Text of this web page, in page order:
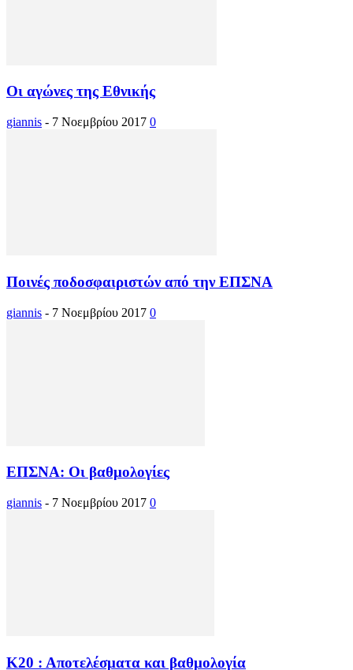
Οι αγώνες της Εθνικής
giannis - 7 Νοεμβρίου 2017 0
Ποινές ποδοσφαιριστών από την ΕΠΣΝΑ
giannis - 7 Νοεμβρίου 2017 0
ΕΠΣΝΑ: Οι βαθμολογίες
giannis - 7 Νοεμβρίου 2017 0
Κ20 : Αποτελέσματα και βαθμολογία